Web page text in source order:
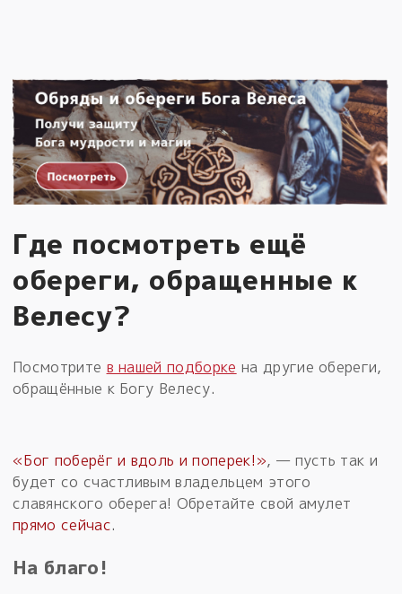
Где посмотреть ещё
обереги, обращенные к
Велесу?
Посмотрите в нашей подборке на другие обереги,
обращённые к Богу Велесу.
«Бог поберёг и вдоль и поперек!», — пусть так и
будет со счастливым владельцем этого
славянского оберега! Обретайте свой амулет
прямо сейчас.
На благо!